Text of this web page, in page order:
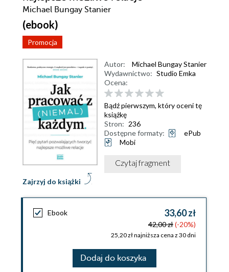
Michael Bungay Stanier
(ebook)
Promocja
Zajrzyj do książki
Autor:
Michael Bungay Stanier
Wydawnictwo: Studio Emka
Ocena:
Bądź pierwszym, który oceni tę
książkę
Stron: 236
Dostępne formaty:
ePub
Mobi
Czytaj fragment
Ebook 33,60 zł
42,00 zł(-20%)
25,20 zł najniższa cena z 30 dni
Dodaj do koszyka